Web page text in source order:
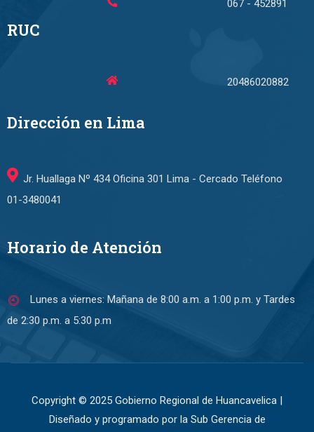
067 - 452891
RUC
20486020882
Dirección en Lima
Jr. Huallaga Nº 434 Oficina 301 Lima - Cercado Teléfono
01-3480041
Horario de Atención
Lunes a viernes: Mañana de 8:00 a.m. a 1:00 p.m. y Tardes
de 2:30 p.m. a 5:30 p.m
Copyright © 2025 Gobierno Regional de Huancavelica |
Diseñado y programado por la Sub Gerencia de